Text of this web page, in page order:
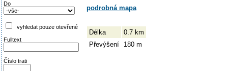
Do
vyhledat pouze otevřené
Fulltext
Číslo trati
podrobná mapa
Délka
0.7 km
Převýšení
180 m